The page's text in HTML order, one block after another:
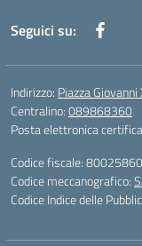
Seguici su:
Indirizzo: Piazza
Centralino:089868360
Posta elettronica
Codice fiscale:
Codice meccanografico:
Codice Indice delle